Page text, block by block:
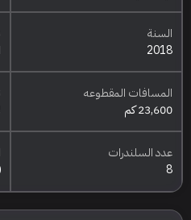
السنة
2018
المسافات المقطوعه
23,600 كم
عدد السلندرات
8